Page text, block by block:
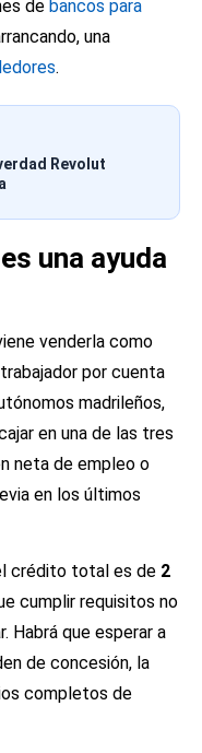
de bancos para
una
.
Revolut
una ayuda
venderla como
por cuenta
madrileños,
en una de las tres
neta de empleo o
en los últimos
crédito total es de 2
cumplir requisitos no
Habrá que esperar a
de concesión, la
completos de